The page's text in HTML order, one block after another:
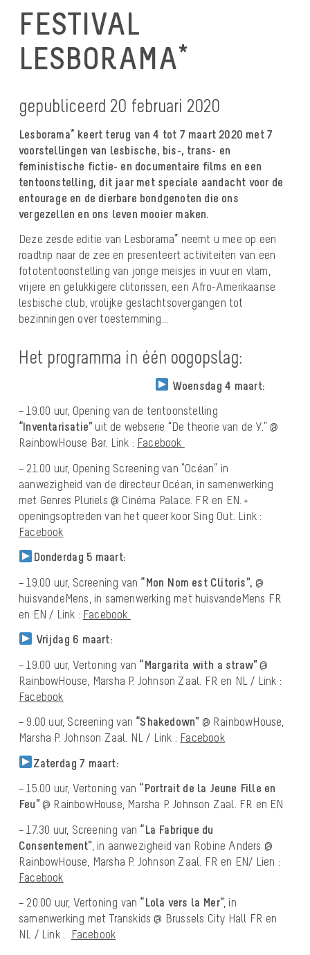
FESTIVAL
LESBORAMA*
gepubliceerd 20 februari 2020
Lesborama* keert terug van 4 tot 7 maart 2020 met 7
voorstellingen van lesbische, bis-, trans- en
feministische fictie- en documentaire films en een
tentoonstelling, dit jaar met speciale aandacht voor de
entourage en de dierbare bondgenoten die ons
vergezellen en ons leven mooier maken.
Deze zesde editie van Lesborama* neemt u mee op een
roadtrip naar de zee en presenteert activiteiten van een
fototentoonstelling van jonge meisjes in vuur en vlam,
vrijere en gelukkigere clitorissen, een Afro-Amerikaanse
lesbische club, vrolijke geslachtsovergangen tot
bezinningen over toestemming…
Het programma in één oogopslag:
Woensdag 4 maart:
– 19.00 uur, Opening van de tentoonstelling
“Inventarisatie”uit de webserie “De theorie van de Y.” @
RainbowHouse Bar. Link : Facebook
– 21.00 uur, Opening Screening van “Océan” in
aanwezigheid van de directeur Océan, in samenwerking
met Genres Pluriels @ Cinéma Palace. FR en EN. +
openingsoptreden van het queer koor Sing Out. Link :
Facebook
Donderdag 5 maart:
– 19.00 uur, Screening van “Mon Nom est Clitoris”, @
huisvandeMens, in samenwerking met huisvandeMens FR
en EN/ Link : Facebook
Vrijdag 6 maart:
– 19.00 uur, Vertoning van “Margarita with a straw”@
RainbowHouse, Marsha P. Johnson Zaal. FR en NL / Link :
Facebook
– 9.00 uur, Screening van “Shakedown”@ RainbowHouse,
Marsha P. Johnson Zaal. NL / Link : Facebook
Zaterdag 7 maart:
– 15.00 uur, Vertoning van “Portrait de la Jeune Fille en
Feu”@ RainbowHouse, Marsha P. Johnson Zaal. FR en EN
– 17.30 uur, Screening van “La Fabrique du
Consentement”, in aanwezigheid van Robine Anders @
RainbowHouse, Marsha P. Johnson Zaal. FR en EN/ Lien :
Facebook
– 20.00 uur, Vertoning van “Lola vers la Mer”, in
samenwerking met Transkids @ Brussels City Hall FR en
NL / Link : Facebook